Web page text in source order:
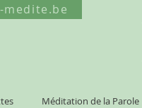
medite.be
Méditation de la Parole